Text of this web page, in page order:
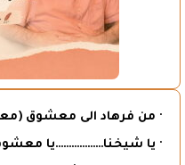
· من فرهاد الى معشوق
· يا شيخنا………………يا